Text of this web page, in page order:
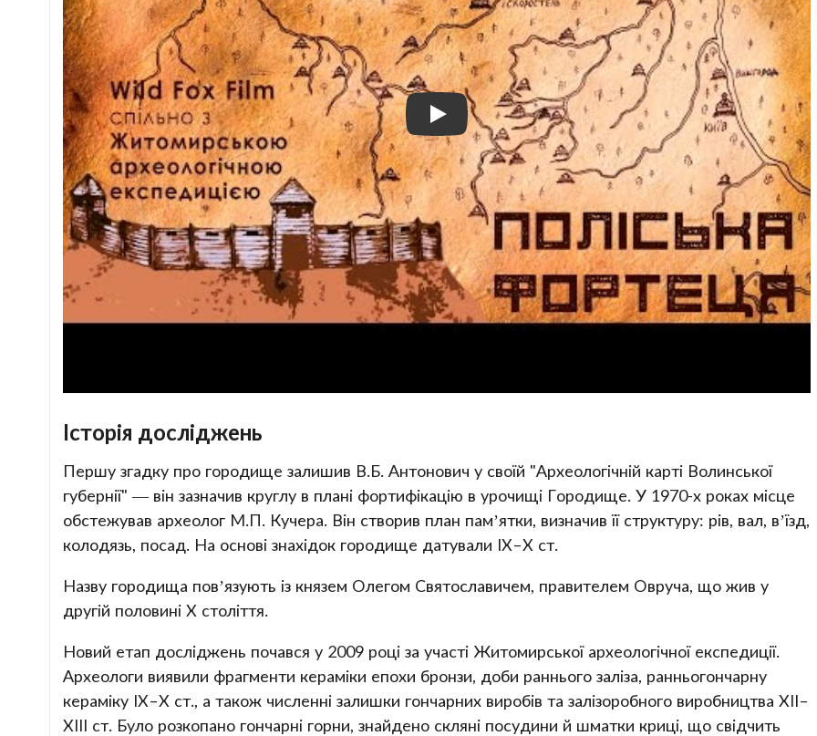
Історія досліджень
Першу згадку про городище залишив В.Б. Антонович у своїй "Археологічній карті Волинської
губернії" — він зазначив круглу в плані фортифікацію в урочищі Городище. У 1970-х роках місце
обстежував археолог М.П. Кучера. Він створив план пам’ятки, визначив її структуру: рів, вал, в’їзд,
колодязь, посад. На основі знахідок городище датували IX–X ст.
Назву городища пов’язують із князем Олегом Святославичем, правителем Овруча, що жив у
другій половині X століття.
Новий етап досліджень почався у 2009 році за участі Житомирської археологічної експедиції.
Археологи виявили фрагменти кераміки епохи бронзи, доби раннього заліза, ранньогончарну
кераміку IX–X ст., а також численні залишки гончарних виробів та залізоробного виробництва ХІІ–
ХІІІ ст. Було розкопано гончарні горни, знайдено скляні посудини й шматки криці, що свідчить